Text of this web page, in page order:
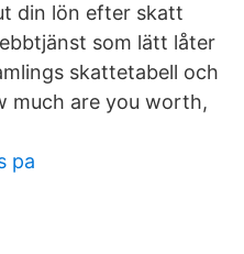
din lön efter skatt
som lätt låter
skattetabell och
much are you worth,
pa